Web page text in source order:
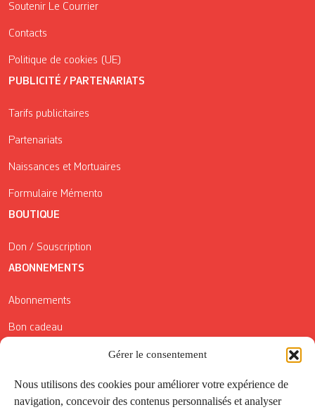
Gérer le consentement
Nous utilisons des cookies pour améliorer votre expérience de
navigation, concevoir des contenus personnalisés et analyser
Soutenir Le Courrier
Contacts
Politique de cookies (UE)
PUBLICITÉ / PARTENARIATS
Tarifs publicitaires
Partenariats
Naissances et Mortuaires
Formulaire Mémento
BOUTIQUE
Don / Souscription
ABONNEMENTS
Abonnements
Bon cadeau
Conditions générales de vente
Réductions de la Carte Côté Courrier
Application